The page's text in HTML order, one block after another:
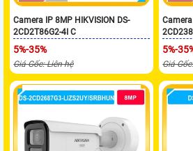
Camera IP 8MP HIKVISION DS-
2CD2T86G2-4I C
5%-35%
Giá Gốc: Liên hệ
5%-
Giá